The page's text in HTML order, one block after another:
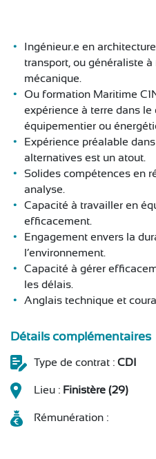
Ingénieur.e en
transport, ou généraliste
mécanique.
Ou formation Maritime
expérience à terre dans
équipementier ou
Expérience préalable
alternatives est un atout.
Solides compétences en
analyse.
Capacité à travailler en
efficacement.
Engagement envers la
l’environnement.
Capacité à gérer
les délais.
Anglais technique et
Détails complémentaires
Type de contrat : CDI
Lieu : Finistère (29)
Rémunération :